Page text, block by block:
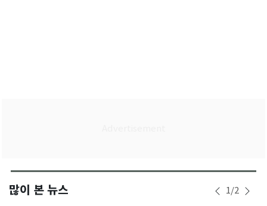
많이 본 뉴스 1/2